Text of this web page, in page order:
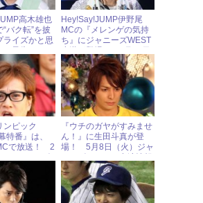
高木雄也
バク転”を披
イズかと思
Hey!Say!JUMP伊野尾
MCの『メレンゲの気持
ち』にジャニーズWEST
（土）ジャニーズアイド
ル出演情報
ンピック
番』は、
で放送！ 2
演情報
『ウチのガヤがすみませ
ん！』に生田斗真が登
場！ 5月8日（火）ジャ